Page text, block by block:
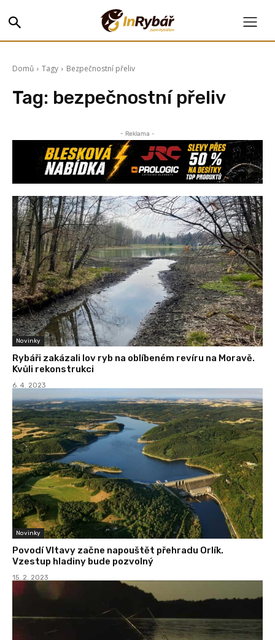
Domů Tagy Bezpečnostní přeliv
Tag: bezpečnostní přeliv
- Reklama -
Novinky
Rybáři zakázali lov ryb na oblíbeném revíru na Moravě.
Kvůli rekonstrukci
6. 4. 2023
Novinky
Povodí Vltavy začne napouštět přehradu Orlík.
Vzestup hladiny bude pozvolný
15. 2. 2023